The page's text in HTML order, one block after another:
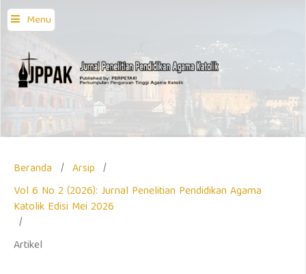
Menu
Beranda / Arsip /
Vol 6 No 2 (2026): Jurnal Penelitian Pendidikan Agama
Katolik Edisi Mei 2026
/
Artikel